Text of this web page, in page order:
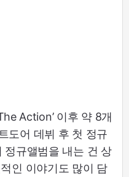
Action’ 이후 약 8개
도어 데뷔 후 첫 정규
정규앨범을 내는 건 상
인 이야기도 많이 담